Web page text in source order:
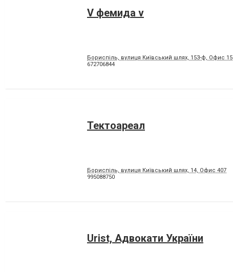
V фемида v
Бориспіль, вулиця Київський шлях, 153-ф, Офис 15
672706844
Тектоареал
Бориспіль, вулиця Київський шлях, 14, Офис 407
995088750
Urist, Адвокати України